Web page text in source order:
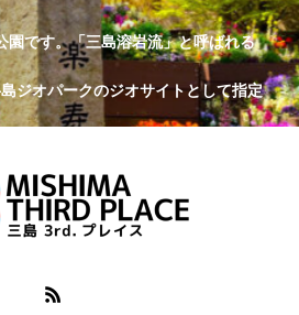
園です。「三島溶岩流」と呼ばれる
ジオパークのジオサイトとして指定